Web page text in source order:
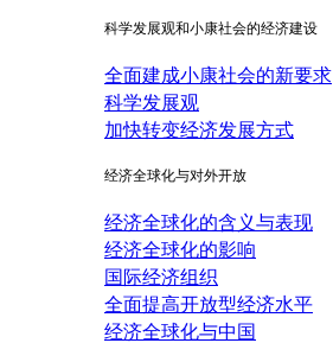
科学发展观和小康社会的经济建设
全面建成小康社会的新要求
科学发展观
加快转变经济发展方式
经济全球化与对外开放
经济全球化的含义与表现
经济全球化的影响
国际经济组织
全面提高开放型经济水平
经济全球化与中国